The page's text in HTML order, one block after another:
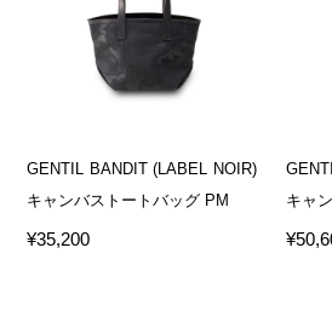
GENTIL BANDIT (LABEL NOIR)
キャンバストートバッグ PM
¥35,200
キャ